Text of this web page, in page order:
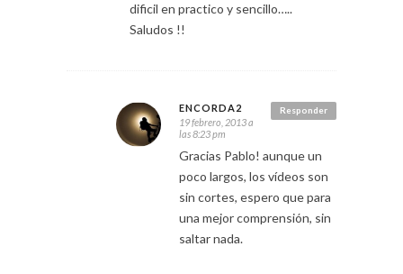
dificil en practico y sencillo…..
Saludos !!
Responder
ENCORDA2
19 febrero, 2013 a
las 8:23 pm
Gracias Pablo! aunque un
poco largos, los vídeos son
sin cortes, espero que para
una mejor comprensión, sin
saltar nada.